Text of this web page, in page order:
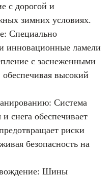
с дорогой и
зимних условиях.
Специально
инновационные ламели
с заснеженными
высокий
Система
снега обеспечивает
риски
безопасность на
Шины